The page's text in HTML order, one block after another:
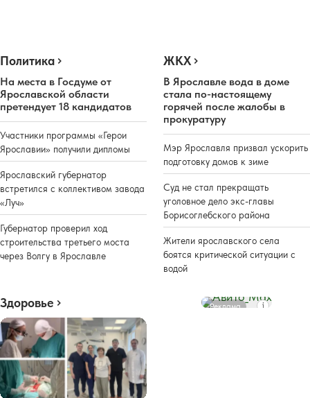
Политика
На места в Госдуме от
Ярославской области
претендует 18 кандидатов
Участники программы «Герои
Ярославии» получили дипломы
Ярославский губернатор
встретился с коллективом завода
«Луч»
Губернатор проверил ход
строительства третьего моста
через Волгу в Ярославле
ЖКХ
В Ярославле вода в доме
стала по-настоящему
горячей после жалобы в
прокуратуру
Мэр Ярославля призвал ускорить
подготовку домов к зиме
Суд не стал прекращать
уголовное дело экс-главы
Борисоглебского района
Жители ярославского села
боятся критической ситуации с
водой
Здоровье Реклама